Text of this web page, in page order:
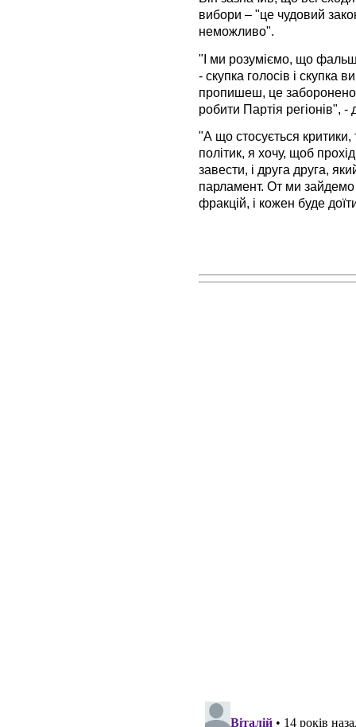
вибори – "це чудовий
неможливо".
"І ми розуміємо, що
- скупка голосів і скупка
пропишеш, це
робити Партія регіонів", -
"А що стосується
політик, я хочу, щоб
завести, і друга друга,
парламент. От ми зайдемо
фракцій, і кожен буде